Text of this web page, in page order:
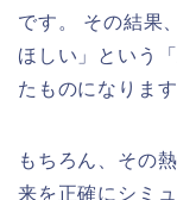
です。 その結果
ほしい」という
たものになります
もちろん、その
来を正確にシミ